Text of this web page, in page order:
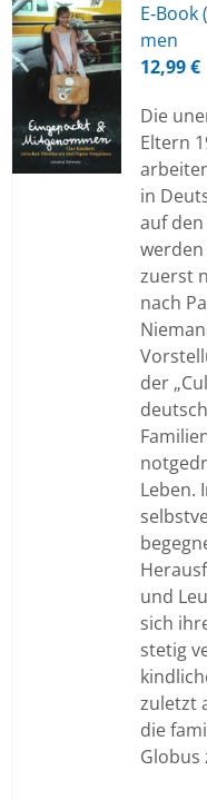
men
12,99€
Die
Eltern
in
auf
zuerst
nach
der
Leben.
und
sich
stetig
zuletzt
die
Globus